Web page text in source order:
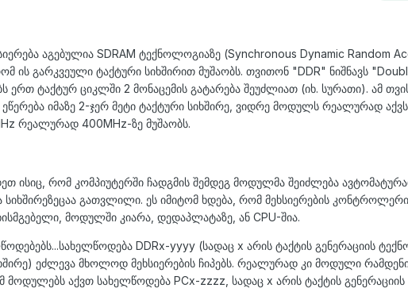
აგებულია SDRAM ტექნოლოგიაზე (Synchronous Dynamic Random
ის გარკვეული ტაქტური სიხშირით მუშაობს. თვითონ "DDR" ნიშნავს
ერთ ტაქტურ ციკლში 2 მონაცემის გატარება შეუძლიათ (იხ. სურათი). ამ
იმაზე 2-ჯერ მეტი ტაქტური სიხშირე, ვიდრე მოდულს რეალურად
რეალურად 400MHz-ზე მუშაობს.
ისიც, რომ კომპიუტერში ჩადგმის შემდეგ მოდულმა შეიძლება
სიხშირეზეცაა გათვლილი. ეს იმიტომ ხდება, რომ მეხსიერების
მოდულში კიარა, დედაპლატაზე, ან CPU-შია.
DDRx-yyyy (სადაც x არის ტაქტის გენერაციის
ეძლევა მხოლოდ მეხსიერების ჩიპებს. რეალურად კი მოდული
მოდულებს აქვთ სახელწოდება PCx-zzzz, სადაც x არის ტაქტის გენერაციის